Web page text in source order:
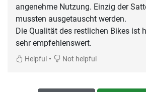
angenehme Nutzung. Einzig der
mussten ausgetauscht werden.
Die Qualität des restlichen Bikes ist
sehr empfehlenswert.
Helpful • Not helpful